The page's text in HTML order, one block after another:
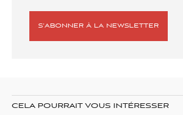
S’ABONNER À LA NEWSLETTER
CELA POURRAIT VOUS INTÉRESSER